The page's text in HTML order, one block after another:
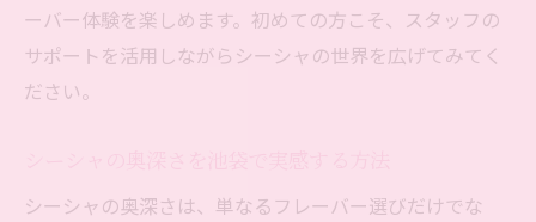
シーシャの個室体験が池袋で人気な理由と
自分好みのシーシャを池袋で見つける方法
ーバー体験を楽しめます。初めての方こそ、スタッフの
サポートを活用しながらシーシャの世界を広げてみてく
ださい。
シーシャの奥深さは、単なるフレーバー選びだけでな